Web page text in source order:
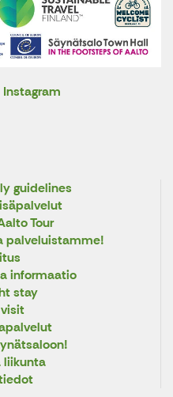
Instagram
guidelines
Tour
palveluistamme!
informaatio
stay
liikunta